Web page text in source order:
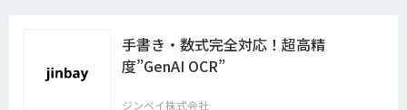
手書き・数式完全対応！超高精
度”GenAI OCR”
ジンベイ株式会社